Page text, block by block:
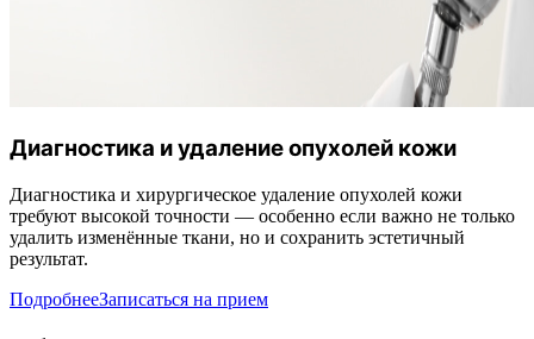
Диагностика и удаление опухолей кожи
Диагностика и хирургическое удаление опухолей кожи
требуют высокой точности — особенно если важно не только
удалить изменённые ткани, но и сохранить эстетичный
результат.
ПодробнееЗаписаться на прием